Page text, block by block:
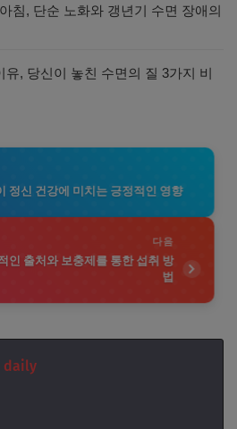
침, 단순 노화와 갱년기 수면 장애의
, 당신이 놓친 수면의 질 3가지 비
정신 건강에 미치는 긍정적인 영향
다음
인 출처와 보충제를 통한 섭취 방
법
daily